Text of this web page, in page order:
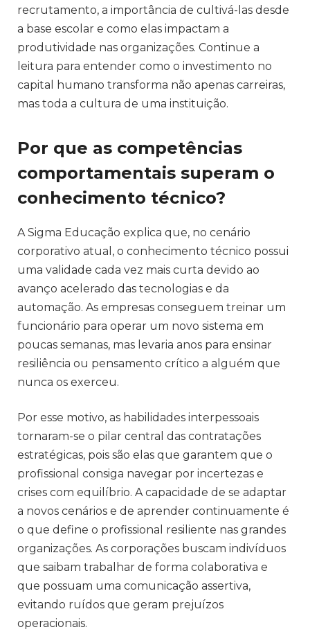
recrutamento, a importância de cultivá-las desde
a base escolar e como elas impactam a
produtividade nas organizações. Continue a
leitura para entender como o investimento no
capital humano transforma não apenas carreiras,
mas toda a cultura de uma instituição.
Por que as competências
comportamentais superam o
conhecimento técnico?
A Sigma Educação explica que, no cenário
corporativo atual, o conhecimento técnico possui
uma validade cada vez mais curta devido ao
avanço acelerado das tecnologias e da
automação. As empresas conseguem treinar um
funcionário para operar um novo sistema em
poucas semanas, mas levaria anos para ensinar
resiliência ou pensamento crítico a alguém que
nunca os exerceu.
Por esse motivo, as habilidades interpessoais
tornaram-se o pilar central das contratações
estratégicas, pois são elas que garantem que o
profissional consiga navegar por incertezas e
crises com equilíbrio. A capacidade de se adaptar
a novos cenários e de aprender continuamente é
o que define o profissional resiliente nas grandes
organizações. As corporações buscam indivíduos
que saibam trabalhar de forma colaborativa e
que possuam uma comunicação assertiva,
evitando ruídos que geram prejuízos
operacionais.